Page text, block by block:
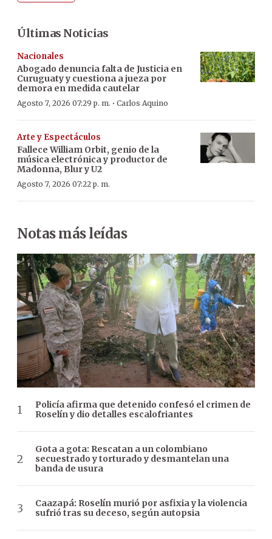
Últimas Noticias
Nacionales
Abogado denuncia falta de Justicia en
Curuguaty y cuestiona a jueza por
demora en medida cautelar
Agosto 7, 2026 07:29 p. m. · Carlos Aquino
Arte y Espectáculos
Fallece William Orbit, genio de la
música electrónica y productor de
Madonna, Blur y U2
Agosto 7, 2026 07:22 p. m.
Notas más leídas
Policía afirma que detenido confesó el crimen de
Roselín y dio detalles escalofriantes
Gota a gota: Rescatan a un colombiano
secuestrado y torturado y desmantelan una
banda de usura
Caazapá: Roselín murió por asfixia y la violencia
sufrió tras su deceso, según autopsia